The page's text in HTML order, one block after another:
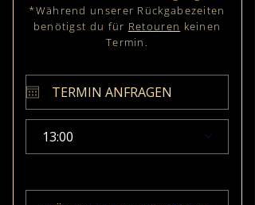
*Während unserer Rückgabezeiten
benötigst du für Retouren keinen
Termin.
13:00